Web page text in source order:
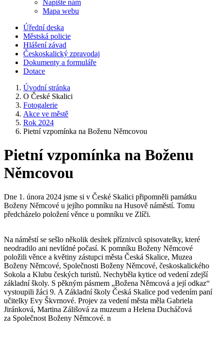
Napište nám
Mapa webu
Úřední deska
Městská policie
Hlášení závad
Českoskalický zpravodaj
Dokumenty a formuláře
Dotace
Úvodní stránka
O České Skalici
Fotogalerie
Akce ve městě
Rok 2024
Pietní vzpomínka na Boženu Němcovou
Pietní vzpomínka na Boženu
Němcovou
Dne 1. února 2024 jsme si v České Skalici připomněli památku
Boženy Němcové u jejího pomníku na Husově náměstí. Tomu
předcházelo položení věnce u pomníku ve Zlíči.
Na náměstí se sešlo několik desítek příznivců spisovatelky, které
neodradilo ani nevlídné počasí. K pomníku Boženy Němcové
položili věnce a květiny zástupci města Česká Skalice, Muzea
Boženy Němcové, Společnosti Boženy Němcové, českoskalického
Sokola a Klubu českých turistů. Nechyběla kytice od vedení zdejší
základní školy. S pěkným pásmem „Božena Němcová a její odkaz“
vystoupili žáci 9. A Základní školy Česká Skalice pod vedením paní
učitelky Evy Škvrnové. Projev za vedení města měla Gabriela
Jiránková, Martina Zálišová za muzeum a Helena Ducháčová
za Společnost Boženy Němcové. n